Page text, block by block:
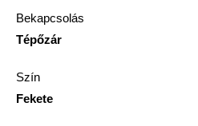
Bekapcsolás
Tépőzár
Szín
Fekete